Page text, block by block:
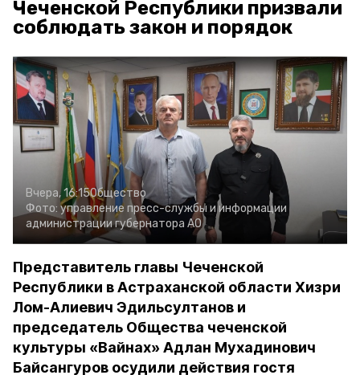
Чеченской Республики призвали
соблюдать закон и порядок
Вчера, 16:15Общество
Фото: управление пресс-службы и информации
администрации губернатора АО
Представитель главы Чеченской
Республики в Астраханской области Хизри
Лом-Алиевич Эдильсултанов и
председатель Общества чеченской
культуры «Вайнах» Адлан Мухадинович
Байсангуров осудили действия гостя